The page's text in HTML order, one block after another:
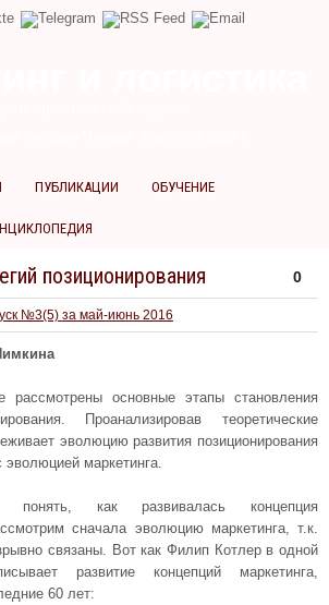
ПУБЛИКАЦИИ ОБУЧЕНИЕ
0
позиционирования
№3(5) за май-июнь 2016
рассмотрены основные этапы становления
Проанализировав теоретические
эволюцию развития позиционирования
эволюцией маркетинга.
как развивалась концепция
сначала эволюцию маркетинга, т.к.
связаны. Вот как Филип Котлер в одной
развитие концепций маркетинга,
60 лет: